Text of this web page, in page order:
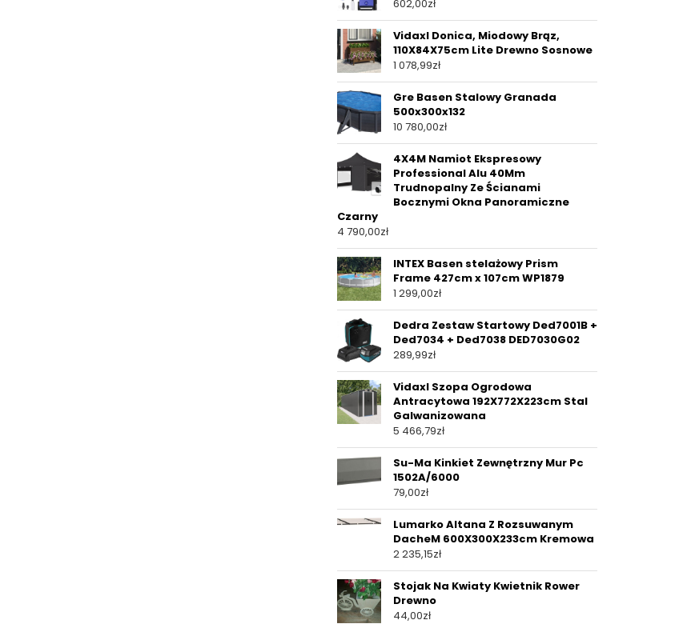
602,00zł
Vidaxl Donica, Miodowy Brąz,
110X84X75cm Lite Drewno Sosnowe
1 078,99zł
Gre Basen Stalowy Granada
500x300x132
10 780,00zł
4X4M Namiot Ekspresowy
Professional Alu 40Mm
Trudnopalny Ze Ścianami
Bocznymi Okna Panoramiczne
Czarny
4 790,00zł
INTEX Basen stelażowy Prism
Frame 427cm x 107cm WP1879
1 299,00zł
Dedra Zestaw Startowy Ded7001B +
Ded7034 + Ded7038 DED7030G02
289,99zł
Vidaxl Szopa Ogrodowa
Antracytowa 192X772X223cm Stal
Galwanizowana
5 466,79zł
Su-Ma Kinkiet Zewnętrzny Mur Pc
1502A/6000
79,00zł
Lumarko Altana Z Rozsuwanym
DacheM 600X300X233cm Kremowa
2 235,15zł
Stojak Na Kwiaty Kwietnik Rower
Drewno
44,00zł